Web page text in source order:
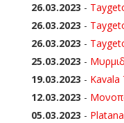
26.03.2023 -
26.03.2023 -
26.03.2023 -
25.03.2023 -
19.03.2023 - Kavala
12.03.2023 -
05.03.2023 -